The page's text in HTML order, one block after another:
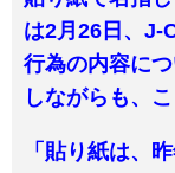
は2月26日、J-
行為の内容に
しながらも、
「貼り紙は、